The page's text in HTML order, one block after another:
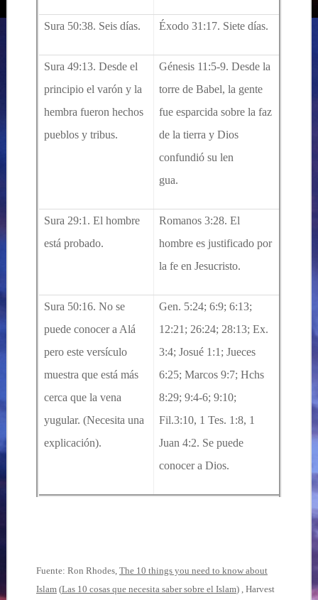
Sura 50:38. Seis días. Éxodo 31:17. Siete días.
Sura 49:13. Desde el
principio el varón y la
hembra fueron hechos
pueblos y tribus.
Génesis 11:5-9. Desde la
torre de Babel, la gente
fue esparcida sobre la faz
de la tierra y Dios
confundió su len
gua.
Sura 29:1. El hombre
está probado.
Romanos 3:28. El
hombre es justificado por
la fe en Jesucristo.
Sura 50:16. No se
puede conocer a Alá
pero este versículo
muestra que está más
cerca que la vena
yugular. (Necesita una
explicación).
Gen. 5:24; 6:9; 6:13;
12:21; 26:24; 28:13; Ex.
3:4; Josué 1:1; Jueces
6:25; Marcos 9:7; Hchs
8:29; 9:4-6; 9:10;
Fil.3:10, 1 Tes. 1:8, 1
Juan 4:2. Se puede
conocer a Dios.
Fuente: Ron Rhodes, The 10 things you need to know about
Islam(Las 10 cosas que necesita saber sobre el Islam) , Harvest